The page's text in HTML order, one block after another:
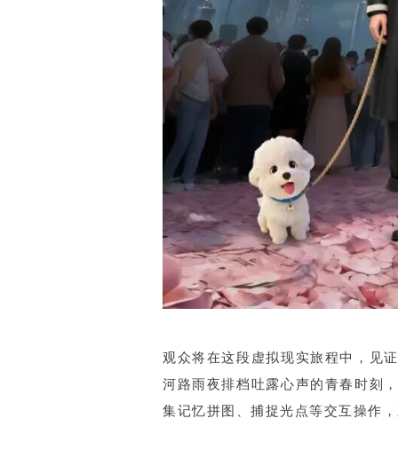
观众将在这段虚拟现实旅程中，见
河路雨夜排档吐露心声的青春时刻
集记忆拼图、捕捉光点等交互操作